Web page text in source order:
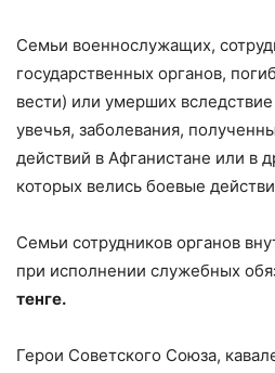
Семьи военнослужащих,
государственных органов,
вести) или умерших
увечья, заболевания,
действий в Афганистане или в
которых велись боевые
Семьи сотрудников органов
при исполнении служебных
тенге.
Герои Советского Союза,